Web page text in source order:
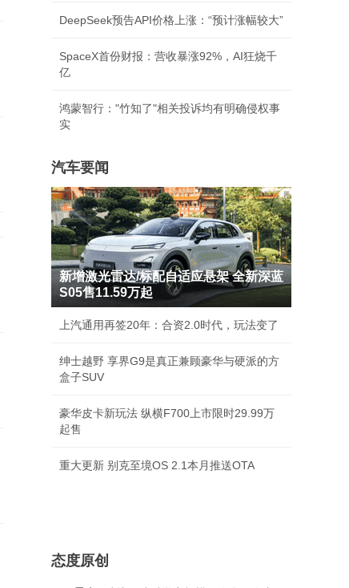
DeepSeek预告API价格上涨：“预计涨幅较大”
SpaceX首份财报：营收暴涨92%，AI狂烧千
亿
鸿蒙智行："竹知了"相关投诉均有明确侵权事
实
汽车要闻
新增激光雷达/标配自适应悬架 全新深蓝
S05售11.59万起
上汽通用再签20年：合资2.0时代，玩法变了
绅士越野 享界G9是真正兼顾豪华与硬派的方
盒子SUV
豪华皮卡新玩法 纵横F700上市限时29.99万
起售
重大更新 别克至境OS 2.1本月推送OTA
态度原创